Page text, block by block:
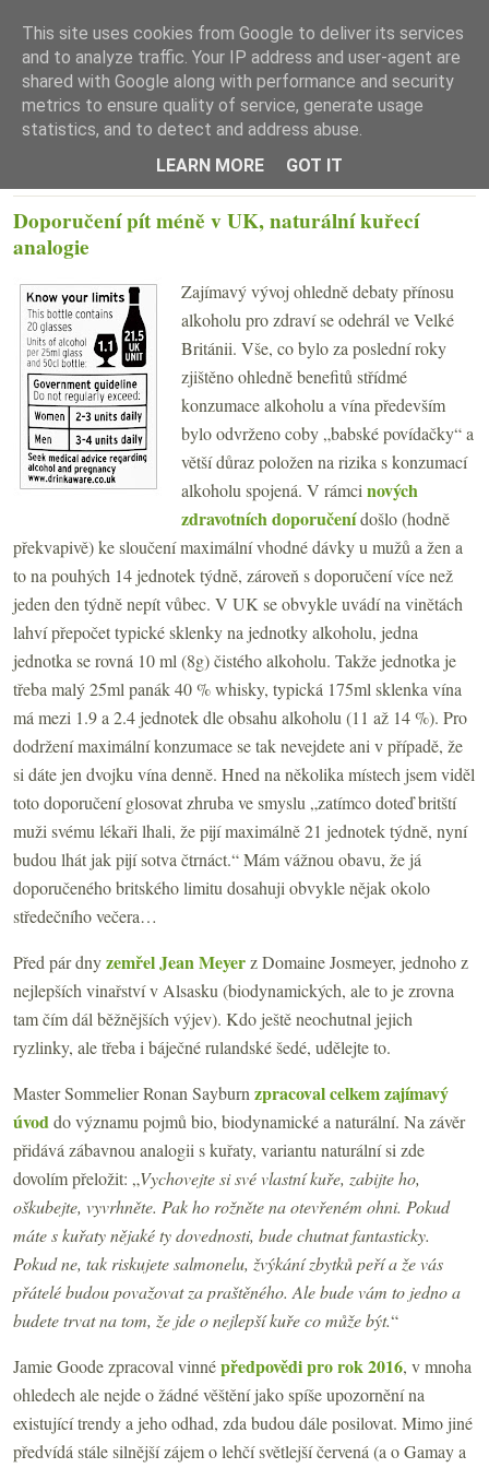
☰ Menu
Doporučení pít méně v UK, naturální kuřecí
analogie
Zajímavý vývoj ohledně debaty přínosu
alkoholu pro zdraví se odehrál ve Velké
Británii. Vše, co bylo za poslední roky
zjištěno ohledně benefitů střídmé
konzumace alkoholu a vína především
bylo odvrženo coby „babské povídačky“ a
větší důraz položen na rizika s konzumací
alkoholu spojená. V rámci nových
zdravotních doporučenídošlo (hodně
překvapivě) ke sloučení maximální vhodné dávky u mužů a žen a
to na pouhých 14 jednotek týdně, zároveň s doporučení více než
jeden den týdně nepít vůbec. V UK se obvykle uvádí na vinětách
lahví přepočet typické sklenky na jednotky alkoholu, jedna
jednotka se rovná 10 ml (8g) čistého alkoholu. Takže jednotka je
třeba malý 25ml panák 40 % whisky, typická 175ml sklenka vína
má mezi 1.9 a 2.4 jednotek dle obsahu alkoholu (11 až 14 %). Pro
dodržení maximální konzumace se tak nevejdete ani v případě, že
si dáte jen dvojku vína denně. Hned na několika místech jsem viděl
toto doporučení glosovat zhruba ve smyslu „zatímco doteď britští
muži svému lékaři lhali, že pijí maximálně 21 jednotek týdně, nyní
budou lhát jak pijí sotva čtrnáct.“ Mám vážnou obavu, že já
doporučeného britského limitu dosahuji obvykle nějak okolo
středečního večera…
Před pár dnyzemřel Jean Meyerz Domaine Josmeyer, jednoho z
nejlepších vinařství v Alsasku (biodynamických, ale to je zrovna
tam čím dál běžnějších výjev). Kdo ještě neochutnal jejich
ryzlinky, ale třeba i báječné rulandské šedé, udělejte to.
Master Sommelier Ronan Sayburn zpracoval celkem zajímavý
úvoddo významu pojmů bio, biodynamické a naturální. Na závěr
přidává zábavnou analogii s kuřaty, variantu naturální si zde
dovolím přeložit: „Vychovejte si své vlastní kuře, zabijte ho,
oškubejte, vyvrhněte. Pak ho rožněte na otevřeném ohni. Pokud
máte s kuřaty nějaké ty dovednosti, bude chutnat fantasticky.
Pokud ne, tak riskujete salmonelu, žvýkání zbytků peří a že vás
přátelé budou považovat za praštěného. Ale bude vám to jedno a
budete trvat na tom, že jde o nejlepší kuře co může být.“
Jamie Goode zpracoval vinnépředpovědi pro rok 2016, v mnoha
ohledech ale nejde o žádné věštění jako spíše upozornění na
existující trendy a jeho odhad, zda budou dále posilovat. Mimo jiné
předvídá stále silnější zájem o lehčí světlejší červená (a o Gamay a
This site uses cookies from Google to deliver its services
and to analyze traffic. Your IP address and user-agent are
shared with Google along with performance and security
metrics to ensure quality of service, generate usage
statistics, and to detect and address abuse.
LEARN MORE
GOT IT